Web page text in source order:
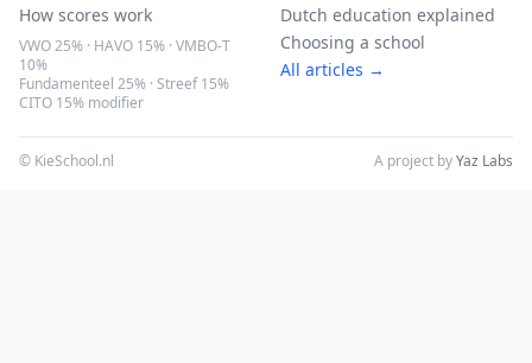
How scores work
VWO 25% · HAVO 15% · VMBO-T
10%
Fundamenteel 25% · Streef 15%
CITO 15% modifier
Dutch education explained
Choosing a school
All articles →
© KieSchool.nl A project byYaz Labs